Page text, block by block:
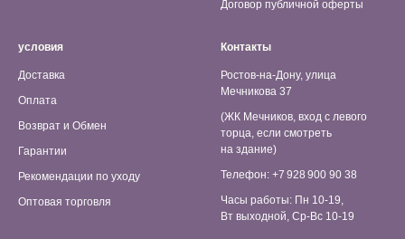
Договор публичной оферты
условия
Доставка
Оплата
Возврат и Обмен
Гарантии
Рекомендации по уходу
Оптовая торговля
Контакты
Ростов-на-Дону, улица
Мечникова 37
(ЖК Мечников, вход с левого
торца, если смотреть
на здание)
Телефон: +7 928 900 90 38
Часы работы: Пн 10-19,
Вт выходной, Ср-Вс 10-19